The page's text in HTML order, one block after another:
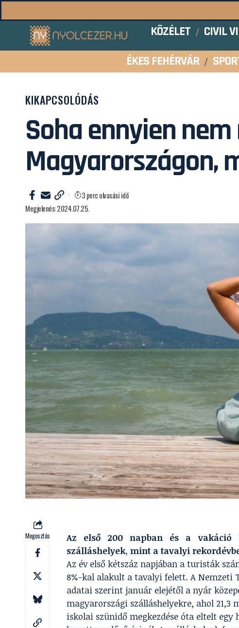
KÖZÉLET CIVIL
ÉKES FEHÉRVÁR
KIKAPCSOLÓDÁS
Soha ennyien
Magyarországon,
Megjelenés: 2024.07.25.
3 perc olvasási idő
Megosztás
Az első 200 napban és a vakáció
szálláshelyek, mint a tavalyi
Az év első kétszáz napjában a turisták
8%-kal alakult a tavalyi felett. A Nemzeti
adatai szerint január elejétől a nyár
magyarországi szálláshelyekre, ahol
iskolai szünidő megkezdése óta eltelt